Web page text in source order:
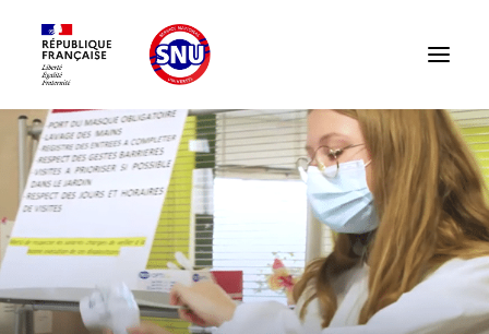
Présentation du SNU
Témoignages
Structures : accueillir un volontaire